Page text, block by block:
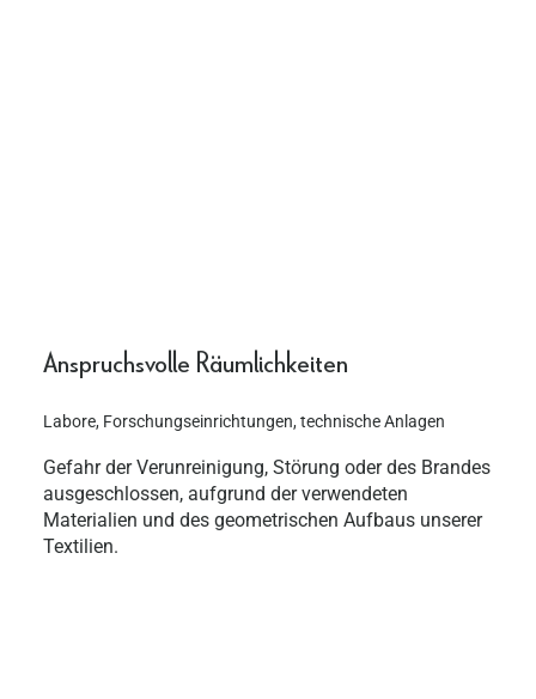
Anspruchsvolle Räumlichkeiten
Labore, Forschungseinrichtungen, technische Anlagen
Gefahr der Verunreinigung, Störung oder des Brandes
ausgeschlossen, aufgrund der verwendeten
Materialien und des geometrischen Aufbaus unserer
Textilien.